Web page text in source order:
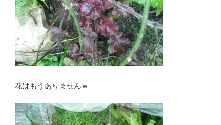
花はもうありませんｗ